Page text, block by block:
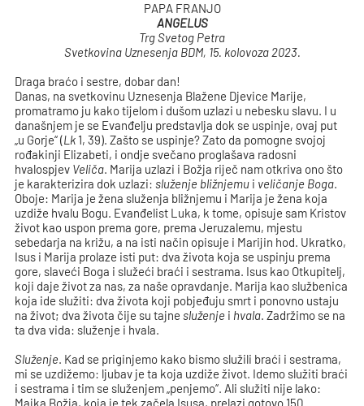
PAPA FRANJO
ANGELUS
Trg Svetog Petra
Svetkovina Uznesenja BDM, 15. kolovoza 2023.
Draga braćo i sestre, dobar dan!
Danas, na svetkovinu Uznesenja Blažene Djevice Marije,
promatramo ju kako tijelom i dušom uzlazi u nebesku slavu. I u
današnjem je se Evanđelju predstavlja dok se uspinje, ovaj put
„u Gorje“ (Lk 1, 39). Zašto se uspinje? Zato da pomogne svojoj
rođakinji Elizabeti, i ondje svečano proglašava radosni
hvalospjev Veliča. Marija uzlazi i Božja riječ nam otkriva ono što
je karakterizira dok uzlazi:služenje bližnjemu i veličanje Boga.
Oboje: Marija je žena služenja bližnjemu i Marija je žena koja
uzdiže hvalu Bogu. Evanđelist Luka, k tome, opisuje sam Kristov
život kao uspon prema gore, prema Jeruzalemu, mjestu
sebedarja na križu, a na isti način opisuje i Marijin hod. Ukratko,
Isus i Marija prolaze isti put: dva života koja se uspinju prema
gore, slaveći Boga i služeći braći i sestrama. Isus kao Otkupitelj,
koji daje život za nas, za naše opravdanje. Marija kao službenica
koja ide služiti: dva života koji pobjeđuju smrt i ponovno ustaju
na život; dva života čije su tajnesluženje i hvala. Zadržimo se na
ta dva vida: služenje i hvala.
Služenje. Kad se priginjemo kako bismo služili braći i sestrama,
mi se uzdižemo: ljubav je ta koja uzdiže život. Idemo služiti braći
i sestrama i tim se služenjem „penjemo“. Ali služiti nije lako:
Majka Božja, koja je tek začela Isusa, prelazi gotovo 150